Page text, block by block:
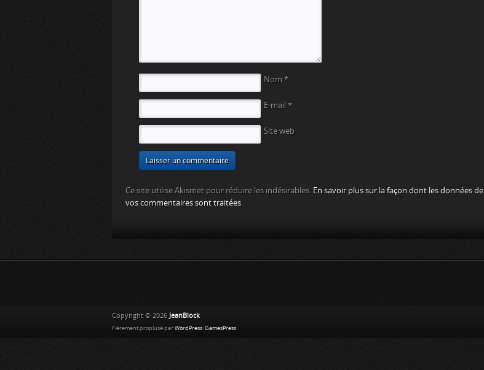
Nom *
E-mail *
Site web
Ce site utilise Akismet pour réduire les indésirables. En savoir plus sur la façon dont les données de
vos commentaires sont traitées.
Copyright © 2026 JeanBlock
Fièrement proplusé par WordPress. GamesPress